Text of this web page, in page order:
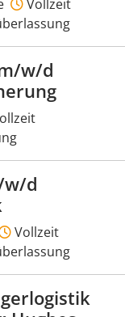
Vollzeit
w/d
w/d
Vollzeit